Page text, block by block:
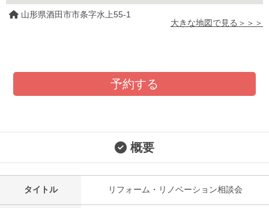
山形県酒田市市条字水上55-1
大きな地図で見る＞＞＞
予約する
概要
タイトル リフォーム・リノベーション相談会